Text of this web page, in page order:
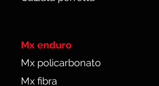
Mx enduro
Mx policarbonato
Mx fibra